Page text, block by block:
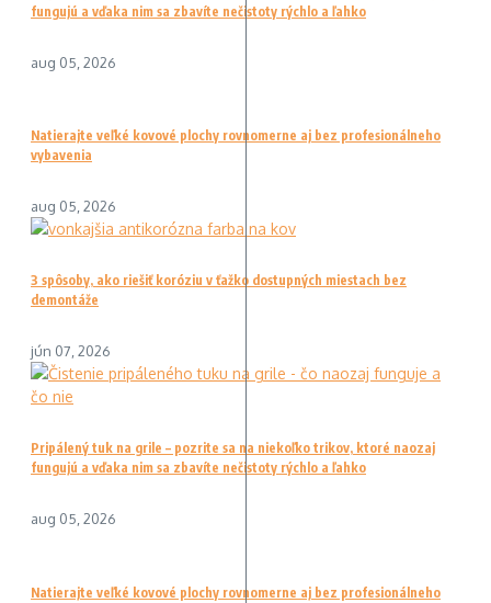
fungujú a vďaka nim sa zbavíte nečistoty rýchlo a ľahko
aug 05, 2026
Natierajte veľké kovové plochy rovnomerne aj bez profesionálneho
vybavenia
aug 05, 2026
3 spôsoby, ako riešiť koróziu v ťažko dostupných miestach bez
demontáže
jún 07, 2026
Pripálený tuk na grile – pozrite sa na niekoľko trikov, ktoré naozaj
fungujú a vďaka nim sa zbavíte nečistoty rýchlo a ľahko
aug 05, 2026
Natierajte veľké kovové plochy rovnomerne aj bez profesionálneho